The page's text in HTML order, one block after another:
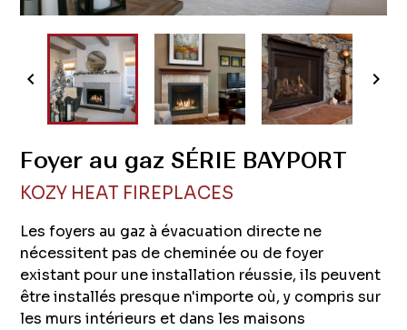
 
Foyer au gaz SÉRIE BAYPORT
KOZY HEAT FIREPLACES
Les foyers au gaz à évacuation directe ne
nécessitent pas de cheminée ou de foyer
existant pour une installation réussie, ils peuvent
être installés presque n'importe où, y compris sur
les murs intérieurs et dans les maisons